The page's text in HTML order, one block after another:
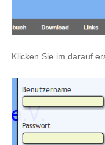
Klicken Sie im darauf